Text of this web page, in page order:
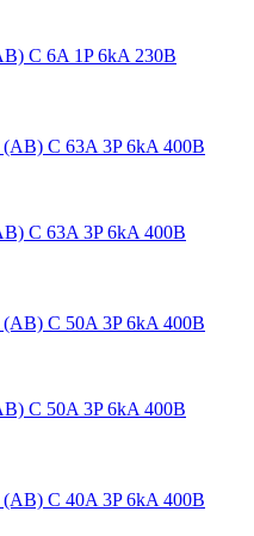
C 6A 1P 6kA 230В
C 63A 3P 6kA 400В
C 50A 3P 6kA 400В